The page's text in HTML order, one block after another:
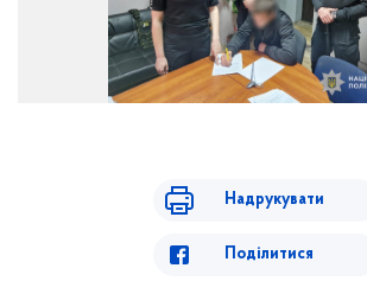
Надрукувати
Поділитися